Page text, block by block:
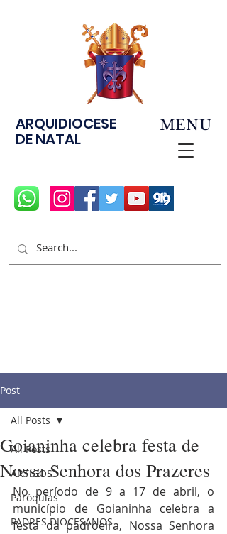
ARQUIDIOCESE
DE NATAL
MENU
Post
All Posts
ARTIGOS
Paróquias
PADRES DIOCESANOS
All Posts
Goianinha celebra festa de
Nossa Senhora dos Prazeres
No período de 9 a 17 de abril, o
município de Goianinha celebra a
festa da padroeira, Nossa Senhora